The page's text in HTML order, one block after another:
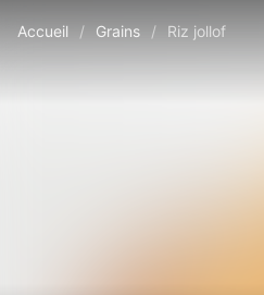
Accueil / Grains / Riz jollof